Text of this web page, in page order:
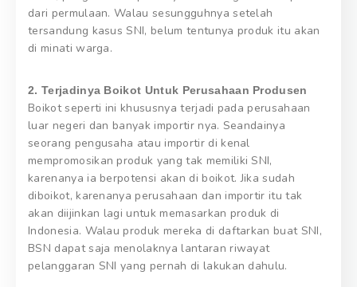
dari permulaan. Walau sesungguhnya setelah
tersandung kasus SNI, belum tentunya produk itu akan
di minati warga.
2. Terjadinya Boikot Untuk Perusahaan Produsen
Boikot seperti ini khususnya terjadi pada perusahaan
luar negeri dan banyak importir nya. Seandainya
seorang pengusaha atau importir di kenal
mempromosikan produk yang tak memiliki SNI,
karenanya ia berpotensi akan di boikot. Jika sudah
diboikot, karenanya perusahaan dan importir itu tak
akan diijinkan lagi untuk memasarkan produk di
Indonesia. Walau produk mereka di daftarkan buat SNI,
BSN dapat saja menolaknya lantaran riwayat
pelanggaran SNI yang pernah di lakukan dahulu.